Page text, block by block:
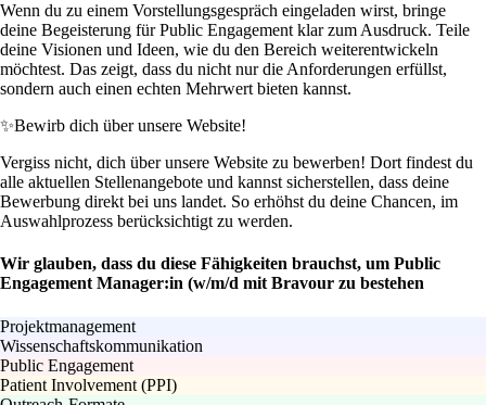
Wenn du zu einem Vorstellungsgespräch eingeladen wirst, bringe
deine Begeisterung für Public Engagement klar zum Ausdruck. Teile
deine Visionen und Ideen, wie du den Bereich weiterentwickeln
möchtest. Das zeigt, dass du nicht nur die Anforderungen erfüllst,
sondern auch einen echten Mehrwert bieten kannst.
✨Bewirb dich über unsere Website!
Vergiss nicht, dich über unsere Website zu bewerben! Dort findest du
alle aktuellen Stellenangebote und kannst sicherstellen, dass deine
Bewerbung direkt bei uns landet. So erhöhst du deine Chancen, im
Auswahlprozess berücksichtigt zu werden.
Wir glauben, dass du diese Fähigkeiten brauchst, um Public
Engagement Manager:in (w/m/d mit Bravour zu bestehen
Projektmanagement
Wissenschaftskommunikation
Public Engagement
Patient Involvement (PPI)